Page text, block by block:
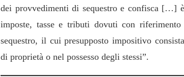
dei provvedimenti di sequestro e confisca […]
imposte, tasse e tributi dovuti con
sequestro, il cui presupposto impositivo
di proprietà o nel possesso degli stessi”.